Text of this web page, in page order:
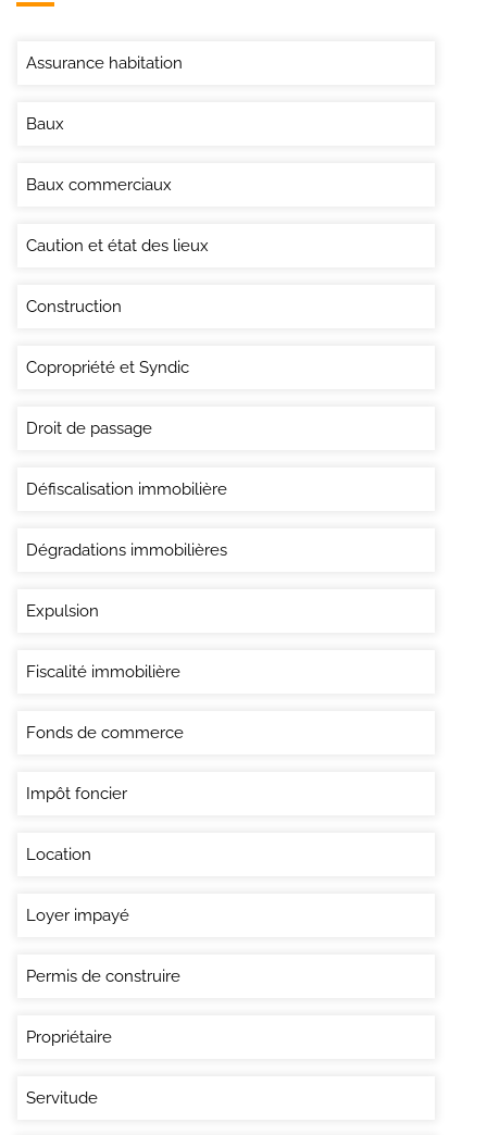
Assurance habitation
Baux
Baux commerciaux
Caution et état des lieux
Construction
Copropriété et Syndic
Droit de passage
Défiscalisation immobilière
Dégradations immobilières
Expulsion
Fiscalité immobilière
Fonds de commerce
Impôt foncier
Location
Loyer impayé
Permis de construire
Propriétaire
Servitude